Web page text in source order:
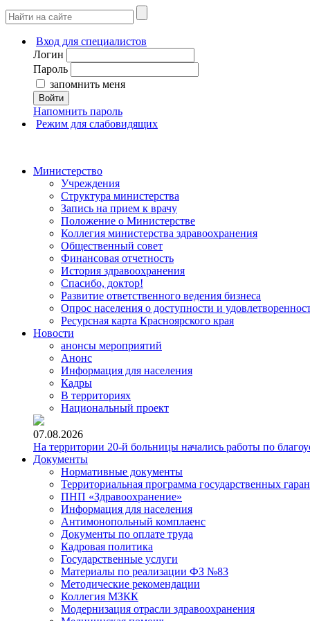
Вход для специалистов
Логин
Пароль
запомнить меня
Войти
Напомнить пароль
Режим для слабовидящих
Министерство
Учреждения
Структура министерства
Запись на прием к врачу
Положение о Министерстве
Коллегия министерства здравоохранения
Общественный совет
Финансовая отчетность
История здравоохранения
Спасибо, доктор!
Развитие ответственного ведения бизнеса
Опрос населения о доступности и
Ресурсная карта Красноярского края
Новости
анонсы мероприятий
Анонс
Информация для населения
Кадры
В территориях
Национальный проект
07.08.2026
На территории 20-й больницы начались работы по
Документы
Нормативные документы
Территориальная программа государственных
ПНП «Здравоохранение»
Информация для населения
Антимонопольный комплаенс
Документы по оплате труда
Кадровая политика
Государственные услуги
Материалы по реализации ФЗ №83
Методические рекомендации
Коллегия МЗКК
Модернизация отрасли здравоохранения